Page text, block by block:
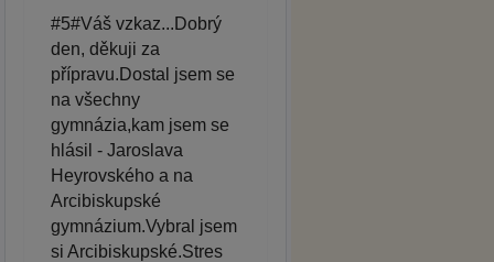
#5#Váš vzkaz...Dobrý
den, děkuji za
přípravu.Dostal jsem se
na všechny
gymnázia,kam jsem se
hlásil - Jaroslava
Heyrovského a na
Arcibiskupské
gymnázium.Vybral jsem
si Arcibiskupské.Stres